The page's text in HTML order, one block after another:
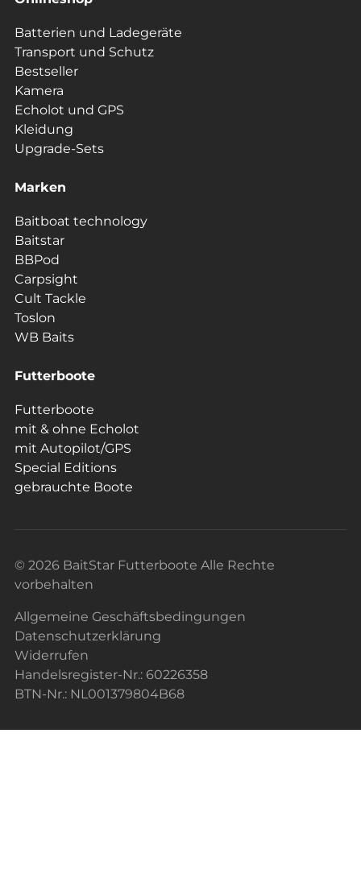
Batterien und Ladegeräte
Transport und Schutz
Bestseller
Kamera
Echolot und GPS
Kleidung
Upgrade-Sets
Marken
Baitboat technology
Baitstar
BBPod
Carpsight
Cult Tackle
Toslon
WB Baits
Futterboote
Futterboote
mit & ohne Echolot
mit Autopilot/GPS
Special Editions
gebrauchte Boote
© 2026 BaitStar Futterboote Alle Rechte
vorbehalten
Allgemeine Geschäftsbedingungen
Datenschutzerklärung
Widerrufen
Handelsregister-Nr.: 60226358
BTN-Nr.: NL001379804B68